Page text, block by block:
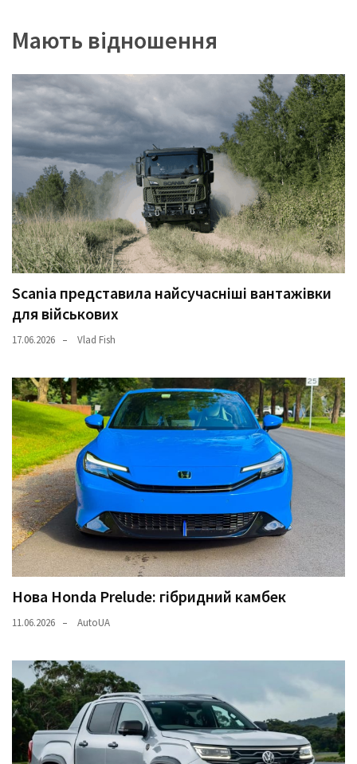
Мають відношення
Scania представила найсучасніші вантажівки
для військових
17.06.2026 Vlad Fish
Нова Honda Prelude: гібридний камбек
11.06.2026 AutoUA